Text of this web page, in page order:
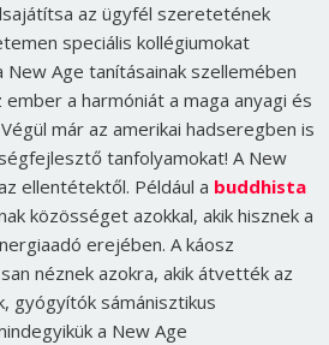
az ügyfél szeretetének
speciális kollégiumokat
Age tanításainak szellemében
a harmóniát a maga anyagi és
már az amerikai hadseregben is
tanfolyamokat! A New
ellentétektől. Például a buddhista
közösséget azokkal, akik hisznek a
erejében. A káosz
néznek azokra, akik átvették az
gyógyítók sámánisztikus
a New Age